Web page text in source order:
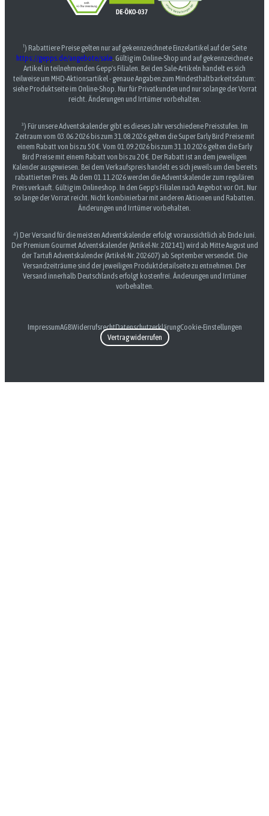
¹) Rabattiere Preise gelten nur auf gekennzeichnete Einzelartikel auf der Seite
https://gepps.de/angebote/sale . Gültig im Online-Shop und auf gekennzeichnete
Artikel in teilnehmenden Gepp's Filialen. Bei den Sale-Artikeln handelt es sich
teilweise um MHD-Aktionsartikel - genaue Angaben zum Mindesthaltbarkeitsdatum:
siehe Produktseite im Online-Shop. Nur für Privatkunden und nur solange der Vorrat
reicht. Änderungen und Irrtümer vorbehalten.
³) Für unsere Adventskalender gibt es dieses Jahr verschiedene Preisstufen. Im
Zeitraum vom 03.06.2026 bis zum 31.08.2026 gelten die Super Early Bird Preise mit
einem Rabatt von bis zu 50 €. Vom 01.09.2026 bis zum 31.10.2026 gelten die Early
Bird Preise mit einem Rabatt von bis zu 20 €. Der Rabatt ist an dem jeweiligen
Kalender ausgewiesen. Bei dem Verkaufspreis handelt es sich jeweils um den bereits
rabattierten Preis. Ab dem 01.11.2026 werden die Adventskalender zum regulären
Preis verkauft. Gültig im Onlineshop. In den Gepp's Filialen nach Angebot vor Ort. Nur
so lange der Vorrat reicht. Nicht kombinierbar mit anderen Aktionen und Rabatten.
Änderungen und Irrtümer vorbehalten.
⁴) Der Versand für die meisten Adventskalender erfolgt voraussichtlich ab Ende Juni.
Der Premium Gourmet Adventskalender (Artikel-Nr. 202141) wird ab Mitte August und
der Tartufi Adventskalender (Artikel-Nr. 202607) ab September versendet. Die
Versandzeiträume sind der jeweiligen Produktdetailseite zu entnehmen. Der
Versand innerhalb Deutschlands erfolgt kostenfrei. Änderungen und Irrtümer
vorbehalten.
ImpressumAGBWiderrufsrechtDatenschutzerklärungCookie-Einstellungen
Vertrag widerrufen